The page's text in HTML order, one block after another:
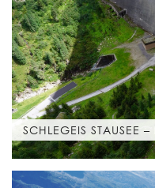
SCHLEGEIS STAUSEE